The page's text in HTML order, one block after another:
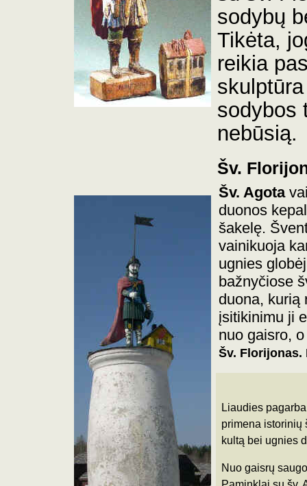
sodybų
Tikėta,
reikia
sodybos
nebūsią.
Šv.
Šv. Agota
duonos
šakelę.
vainikuoja
ugnies
bažnyčiose
duona, kurią
įsitikinimu ji
nuo gaisro,
Šv.
Liaudies
primena istorinių
kultą bei ugnies
Nuo gaisrų